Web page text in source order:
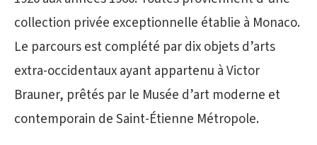
collection privée exceptionnelle établie à Monaco.
Le parcours est complété par dix objets d’arts
extra-occidentaux ayant appartenu à Victor
Brauner, prêtés par le Musée d’art moderne et
contemporain de Saint-Étienne Métropole.